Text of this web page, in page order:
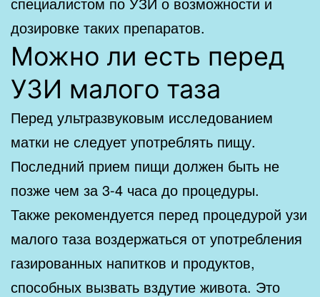
дозировке таких препаратов.
Можно ли есть перед
УЗИ малого таза
Перед ультразвуковым исследованием
матки не следует употреблять пищу.
Последний прием пищи должен быть не
позже чем за 3-4 часа до процедуры.
Также рекомендуется перед процедурой узи
малого таза воздержаться от употребления
газированных напитков и продуктов,
способных вызвать вздутие живота. Это